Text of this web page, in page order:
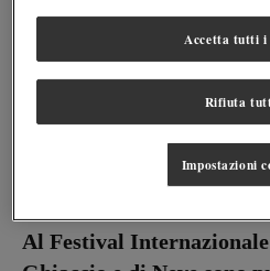
Sculture di Ghiaccio e di
questa affascinante manifestazione,
al Mondo per quanto riguarda il
professionisti del settore si sfidano
realizzare la statua più
si recano appositamente in loco per
Al Festival
Rifiuta
Accetta tutti i
Impostazioni